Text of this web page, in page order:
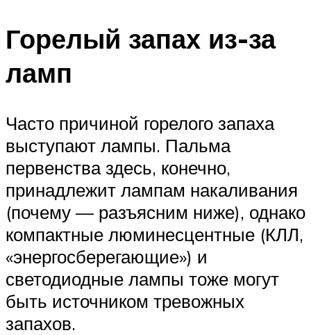
Горелый запах из-за
ламп
Часто причиной горелого запаха
выступают лампы. Пальма
первенства здесь, конечно,
принадлежит лампам накаливания
(почему — разъясним ниже), однако
компактные люминесцентные (КЛЛ,
«энергосберегающие») и
светодиодные лампы тоже могут
быть источником тревожных
запахов.